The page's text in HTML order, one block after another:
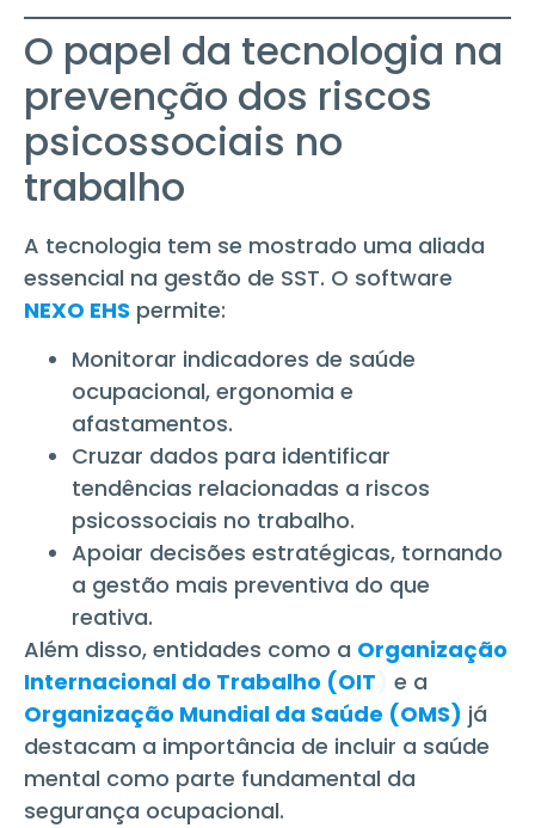
O papel da tecnologia na
prevenção dos riscos
psicossociais no
trabalho
A tecnologia tem se mostrado uma aliada
essencial na gestão de SST. O software
NEXO EHS permite:
Monitorar indicadores de saúde
ocupacional, ergonomia e
afastamentos.
Cruzar dados para identificar
tendências relacionadas a riscos
psicossociais no trabalho.
Apoiar decisões estratégicas, tornando
a gestão mais preventiva do que
reativa.
Além disso, entidades como a Organização
Internacional do Trabalho (OIT
e a
Organização Mundial da Saúde (OMS) já
destacam a importância de incluir a saúde
mental como parte fundamental da
segurança ocupacional.